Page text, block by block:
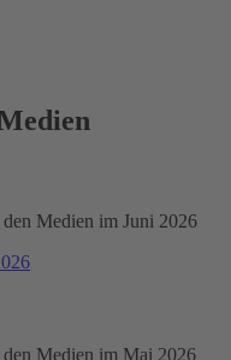
Medien im Juni 2026
den Medien im Mai 2026